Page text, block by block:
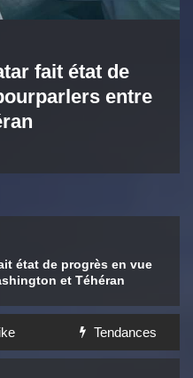
état de progrès en vue
et Téhéran
fait état de
entre
Tendances